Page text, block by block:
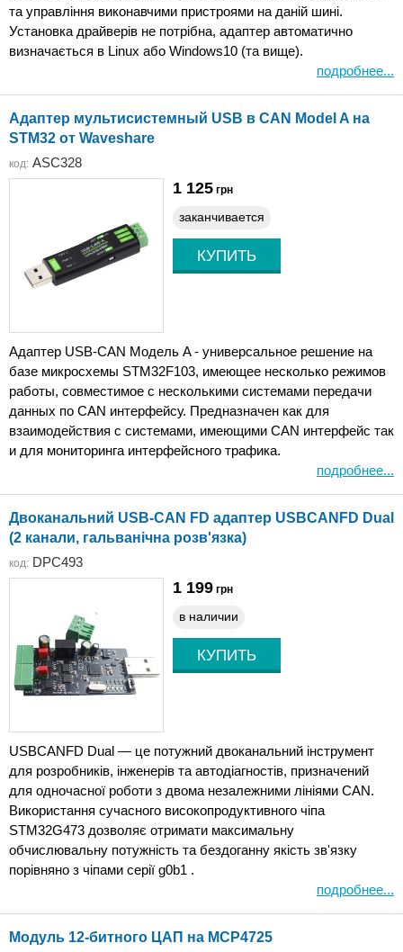
та управління виконавчими пристроями на даній шині.
Установка драйверів не потрібна, адаптер автоматично
визначається в Linux або Windows10 (та вище).
подробнее...
Адаптер мультисистемный USB в CAN Model A на
STM32 от Waveshare
код: ASC328
1 125 грн
заканчивается
Адаптер USB-CAN Модель A - универсальное решение на
базе микросхемы STM32F103, имеющее несколько режимов
работы, совместимое с несколькими системами передачи
данных по CAN интерфейсу. Предназначен как для
взаимодействия с системами, имеющими CAN интерфейс так
и для мониторинга интерфейсного трафика.
подробнее...
Двоканальний USB-CAN FD адаптер USBCANFD Dual
(2 канали, гальванічна розв'язка)
код: DPC493
1 199 грн
в наличии
USBCANFD Dual — це потужний двоканальний інструмент
для розробників, інженерів та автодіагностів, призначений
для одночасної роботи з двома незалежними лініями CAN.
Використання сучасного високопродуктивного чіпа
STM32G473 дозволяє отримати максимальну
обчислювальну потужність та бездоганну якість зв'язку
порівняно з чіпами серії g0b1 .
подробнее...
Модуль 12-битного ЦАП на MCP4725